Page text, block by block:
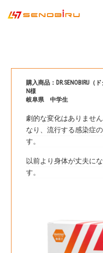
購入商品：DR.SENOBIRU（
N様
岐阜県 中学生
劇的な変化はありませ
なり、流行する感染症
す。
以前より身体が丈夫に
す。